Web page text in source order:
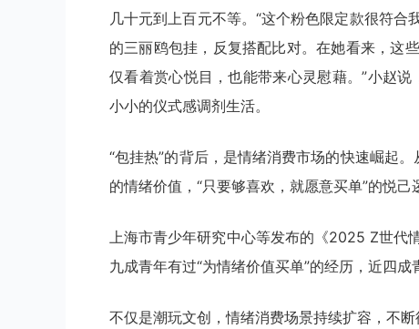
几十元到上百元不等。“这个粉色限定款很符合
的三丽鸥包挂，反复搭配比对。在她看来，这
仅看着赏心悦目，也能带来心灵慰藉。”小赵
小小的仪式感调剂生活。
“包挂热”的背后，是情绪消费市场的快速崛起
的情绪价值，“只要够喜欢，就愿意买单”的悦
上海市青少年研究中心等发布的《2025 Z世代
九成青年有过“为情绪价值买单”的经历，近四成
不仅是潮玩文创，情绪消费场景持续扩容，不